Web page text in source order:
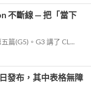
不斷線 — 把「當下
篇(G5)。G3 講了 CL...
發布，其中表格無障